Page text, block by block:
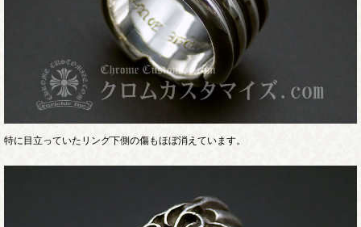
特に目立っていたリング下側の傷もほぼ消えています。